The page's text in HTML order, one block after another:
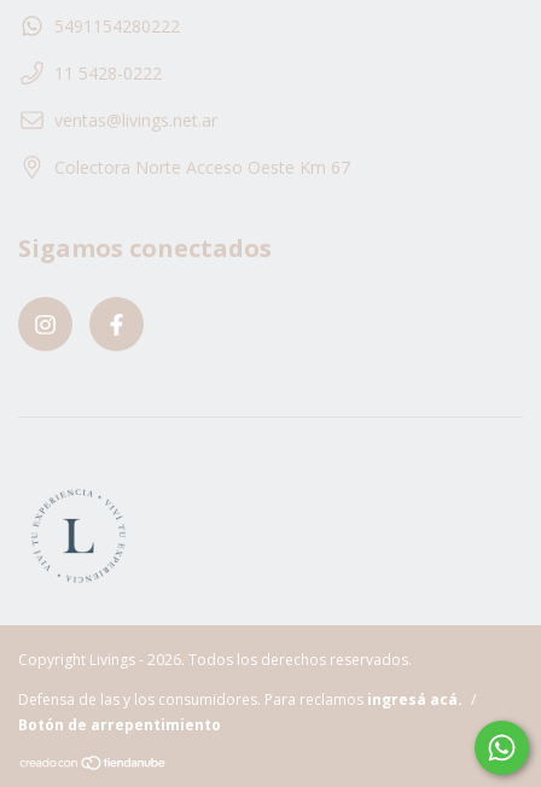
5491154280222
11 5428-0222
ventas@livings.net.ar
Colectora Norte Acceso Oeste Km 67
Sigamos conectados
Copyright Livings - 2026. Todos los derechos reservados.
Defensa de las y los consumidores. Para reclamos ingresá acá. /
Botón de arrepentimiento